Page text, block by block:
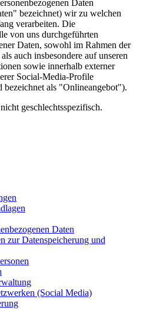
Daten
bezeichnet) wir zu welchen
verarbeiten. Die
von uns durchgeführten
Daten, sowohl im Rahmen der
auch insbesondere auf unseren
sowie innerhalb externer
Social-Media-Profile
bezeichnet als "Onlineangebot").
geschlechtsspezifisch.
Daten
zur Datenspeicherung und
(Social Media)